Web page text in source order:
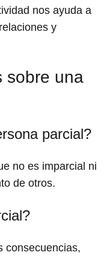
nos ayuda a
y
sobre una
parcial?
no es imparcial ni
de otros.
consecuencias,